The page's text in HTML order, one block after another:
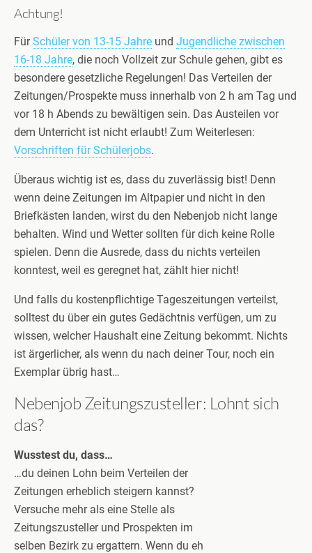
Achtung!
FürSchüler von 13-15 Jahre und Jugendliche zwischen
16-18 Jahre, die noch Vollzeit zur Schule gehen, gibt es
besondere gesetzliche Regelungen! Das Verteilen der
Zeitungen/Prospekte muss innerhalb von 2 h am Tag und
vor 18 h Abends zu bewältigen sein. Das Austeilen vor
dem Unterricht ist nicht erlaubt! Zum Weiterlesen:
Vorschriften für Schülerjobs.
Überaus wichtig ist es, dass du zuverlässig bist! Denn
wenn deine Zeitungen im Altpapier und nicht in den
Briefkästen landen, wirst du den Nebenjob nicht lange
behalten. Wind und Wetter sollten für dich keine Rolle
spielen. Denn die Ausrede, dass du nichts verteilen
konntest, weil es geregnet hat, zählt hier nicht!
Und falls du kostenpflichtige Tageszeitungen verteilst,
solltest du über ein gutes Gedächtnis verfügen, um zu
wissen, welcher Haushalt eine Zeitung bekommt. Nichts
ist ärgerlicher, als wenn du nach deiner Tour, noch ein
Exemplar übrig hast…
Nebenjob Zeitungszusteller: Lohnt sich
das?
Wusstest du, dass…
…du deinen Lohn beim Verteilen der
Zeitungen erheblich steigern kannst?
Versuche mehr als eine Stelle als
Zeitungszusteller und Prospekten im
selben Bezirk zu ergattern. Wenn du eh